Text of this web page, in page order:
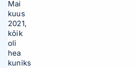
Mai
kuus
2021,
kõik
oli
hea
kuniks